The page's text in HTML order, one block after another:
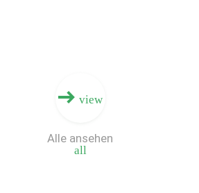
view
all
Alle ansehen